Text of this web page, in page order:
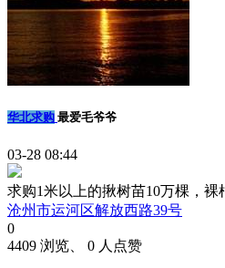
华北求购 最爱毛爷爷
03-28 08:44
求购1米以上的揪树苗10万棵，
沧州市运河区解放西路39号
0
4409 浏览、 0 人点赞